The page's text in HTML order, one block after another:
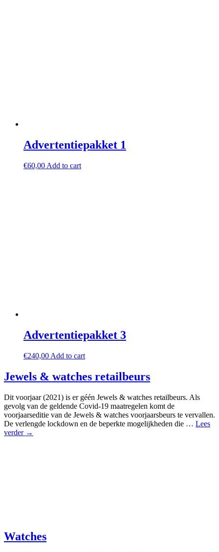
Advertentiepakket 1
€60,00 Add to cart
Advertentiepakket 3
€240,00 Add to cart
Jewels & watches retailbeurs
Dit voorjaar (2021) is er géén Jewels & watches retailbeurs. Als
gevolg van de geldende Covid-19 maatregelen komt de
voorjaarseditie van de Jewels & watches voorjaarsbeurs te vervallen.
De verlengde lockdown en de beperkte mogelijkheden die … Lees
verder →
Watches